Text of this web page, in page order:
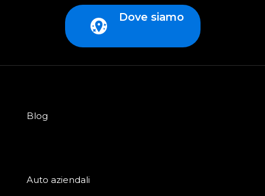
Dove siamo
Blog
Auto aziendali